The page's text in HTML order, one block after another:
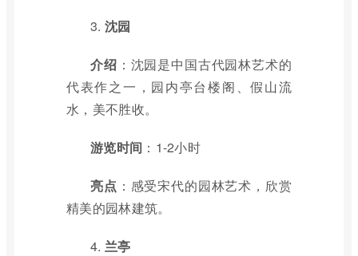
3. 沈园
介绍 ：沈园是中国古代园林艺术的
代表作之一，园内亭台楼阁、假山流
水，美不胜收。
游览时间 ：1-2小时
亮点 ：感受宋代的园林艺术，欣赏
精美的园林建筑。
4. 兰亭